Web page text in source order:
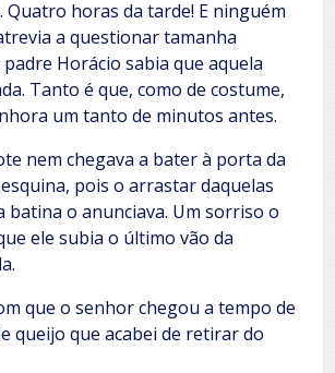
Quatro horas da tarde! E ninguém
a questionar tamanha
Horácio sabia que aquela
Tanto é que, como de costume,
um tanto de minutos antes.
chegava a bater à porta da
pois o arrastar daquelas
batina o anunciava. Um sorriso o
ele subia o último vão da
o senhor chegou a tempo de
queijo que acabei de retirar do